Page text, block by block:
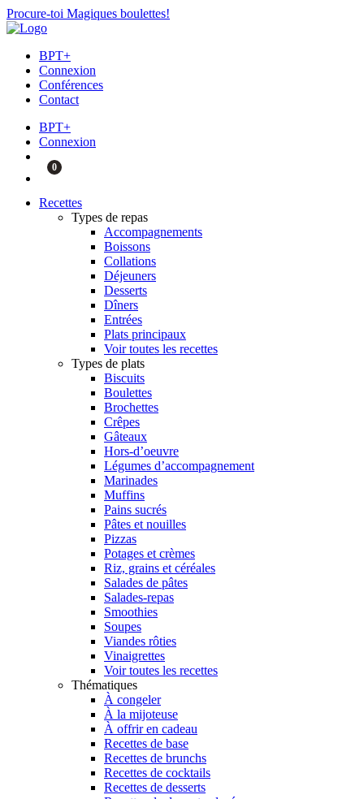
Procure-toi Magiques boulettes!
BPT+
Connexion
Conférences
Contact
BPT+
Connexion
0
Recettes
Types de repas
Accompagnements
Boissons
Collations
Déjeuners
Desserts
Dîners
Entrées
Plats principaux
Voir toutes les recettes
Types de plats
Biscuits
Boulettes
Brochettes
Crêpes
Gâteaux
Hors-d’oeuvre
Légumes d’accompagnement
Marinades
Muffins
Pains sucrés
Pâtes et nouilles
Pizzas
Potages et crèmes
Riz, grains et céréales
Salades de pâtes
Salades-repas
Smoothies
Soupes
Viandes rôties
Vinaigrettes
Voir toutes les recettes
Thématiques
À congeler
À la mijoteuse
À offrir en cadeau
Recettes de base
Recettes de brunchs
Recettes de cocktails
Recettes de desserts